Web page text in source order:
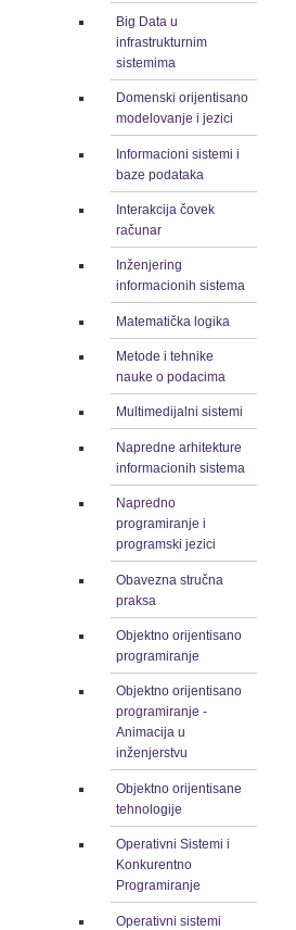
Big Data u
infrastrukturnim
sistemima
Domenski orijentisano
modelovanje i jezici
Informacioni sistemi i
baze podataka
Interakcija čovek
računar
Inženjering
informacionih sistema
Matematička logika
Metode i tehnike
nauke o podacima
Multimedijalni sistemi
Napredne arhitekture
informacionih sistema
Napredno
programiranje i
programski jezici
Obavezna stručna
praksa
Objektno orijentisano
programiranje
Objektno orijentisano
programiranje -
Animacija u
inženjerstvu
Objektno orijentisane
tehnologije
Operativni Sistemi i
Konkurentno
Programiranje
Operativni sistemi